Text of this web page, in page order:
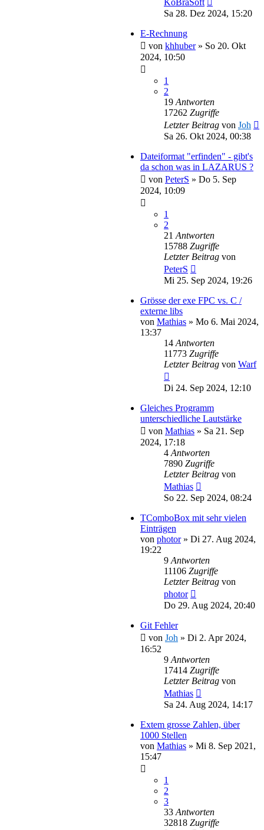
Sa 28. Dez 2024, 15:20
E-Rechnung
von khhuber» So 20. Okt
2024, 10:50
1
2
19 Antworten
17262 Zugriffe
Letzter Beitrag von Joh
Sa 26. Okt 2024, 00:38
Dateiformat "erfinden" - gibt's
da schon was in LAZARUS ?
von PeterS » Do 5. Sep
2024, 10:09
1
2
21 Antworten
15788 Zugriffe
Letzter Beitrag von
PeterS
Mi 25. Sep 2024, 19:26
Grösse der exe FPC vs. C /
externe libs
von Mathias » Mo 6. Mai 2024,
13:37
14 Antworten
11773 Zugriffe
Letzter Beitrag von Warf
Di 24. Sep 2024, 12:10
Gleiches Programm
unterschiedliche Lautstärke
von Mathias » Sa 21. Sep
2024, 17:18
4 Antworten
7890 Zugriffe
Letzter Beitrag von
Mathias
So 22. Sep 2024, 08:24
TComboBox mit sehr vielen
Einträgen
von photor» Di 27. Aug 2024,
19:22
9 Antworten
11106 Zugriffe
Letzter Beitrag von
photor
Do 29. Aug 2024, 20:40
Git Fehler
von Joh » Di 2. Apr 2024,
16:52
9 Antworten
17414 Zugriffe
Letzter Beitrag von
Mathias
Sa 24. Aug 2024, 14:17
Extem grosse Zahlen, über
1000 Stellen
von Mathias » Mi 8. Sep 2021,
15:47
1
2
3
33 Antworten
32818 Zugriffe